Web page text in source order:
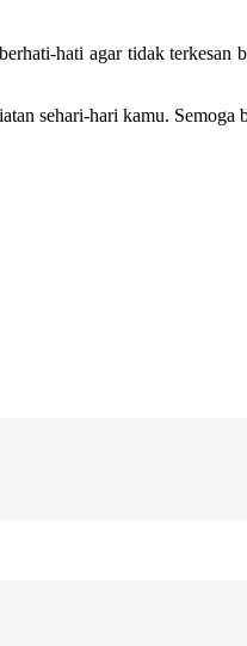
hati agar tidak terkesan
sehari-hari kamu. Semoga